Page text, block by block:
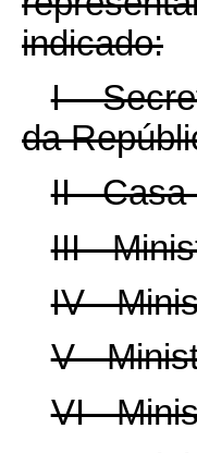
indicado:
I -
da
II - Casa
III -
IV -
V -
VI -